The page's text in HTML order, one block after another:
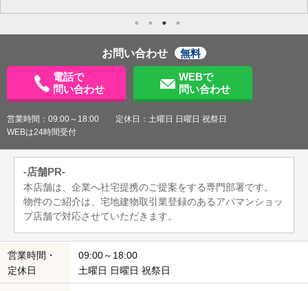
お問い合わせ
無料
電話で
問い合わせ
WEBで
問い合わせ
営業時間：09:00～18:00 定休日：土曜日 日曜日 祝祭日
WEBは24時間受付
-店舗PR-
本店舗は、企業へ社宅提携のご提案をする専門部署です。
物件のご紹介は、宅地建物取引業登録のあるアパマンショッ
プ店舗で対応させていただきます。
営業時間・
定休日
09:00～18:00
土曜日 日曜日 祝祭日